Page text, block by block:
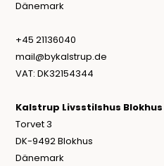
Dänemark
+45 21136040
mail@bykalstrup.de
VAT: DK32154344
Kalstrup Livsstilshus Blokhus
Torvet 3
DK-9492 Blokhus
Dänemark